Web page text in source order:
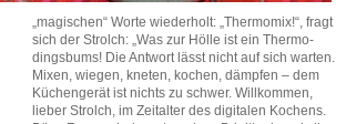
„magischen“ Worte wiederholt: „Thermomix!“, fragt
sich der Strolch: „Was zur Hölle ist ein Thermo-
dingsbums! Die Antwort lässt nicht auf sich warten.
Mixen, wiegen, kneten, kochen, dämpfen – dem
Küchengerät ist nichts zu schwer. Willkommen,
lieber Strolch, im Zeitalter des digitalen Kochens.